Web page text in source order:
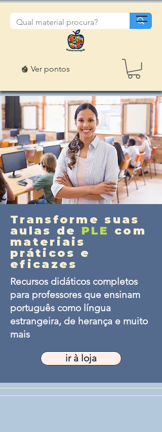
Ver pontos
Transforme suas
aulas de PLE com
materiais
práticos e
eficazes
Recursos didáticos completos
para professores que ensinam
português como língua
estrangeira, de herança e muito
mais
ir à loja